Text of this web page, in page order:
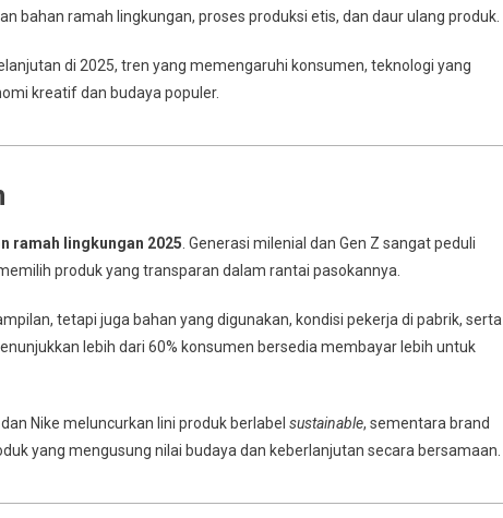
bahan ramah lingkungan, proses produksi etis, dan daur ulang produk.
di 2025, tren yang memengaruhi konsumen, teknologi yang
kreatif dan budaya populer.
ramah lingkungan 2025. Generasi milenial dan Gen Z sangat peduli
produk yang transparan dalam rantai pasokannya.
tetapi juga bahan yang digunakan, kondisi pekerja di pabrik, serta
lebih dari 60% konsumen bersedia membayar lebih untuk
Nike meluncurkan lini produk berlabel sustainable, sementara brand
yang mengusung nilai budaya dan keberlanjutan secara bersamaan.